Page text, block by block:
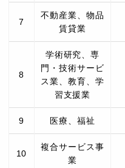
7
不動産業、物品
賃貸業
8
学術研究、専
門・技術サービ
ス業、教育、学
習支援業
9 医療、福祉
10
複合サービス事
業